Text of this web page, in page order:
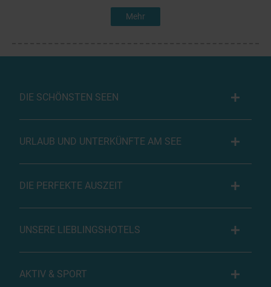
Mehr
DIE SCHÖNSTEN SEEN
URLAUB UND UNTERKÜNFTE AM SEE
DIE PERFEKTE AUSZEIT
UNSERE LIEBLINGSHOTELS
AKTIV & SPORT